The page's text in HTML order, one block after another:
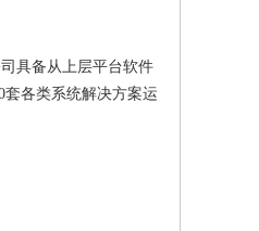
具备从上层平台软件
各类系统解决方案运